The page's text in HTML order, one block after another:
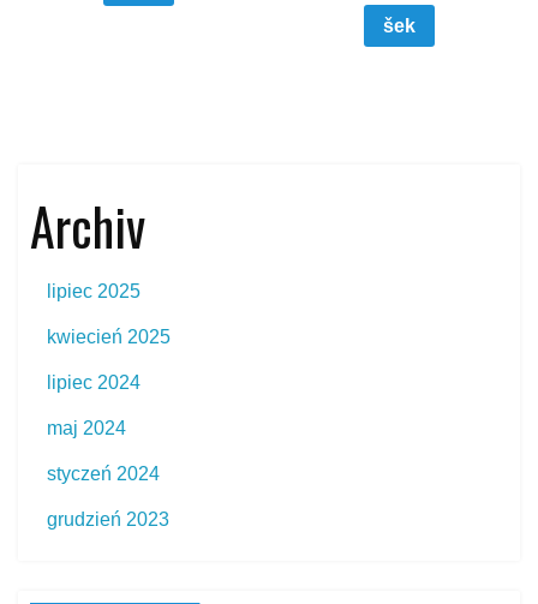
šek
Archiv
lipiec 2025
kwiecień 2025
lipiec 2024
maj 2024
styczeń 2024
grudzień 2023